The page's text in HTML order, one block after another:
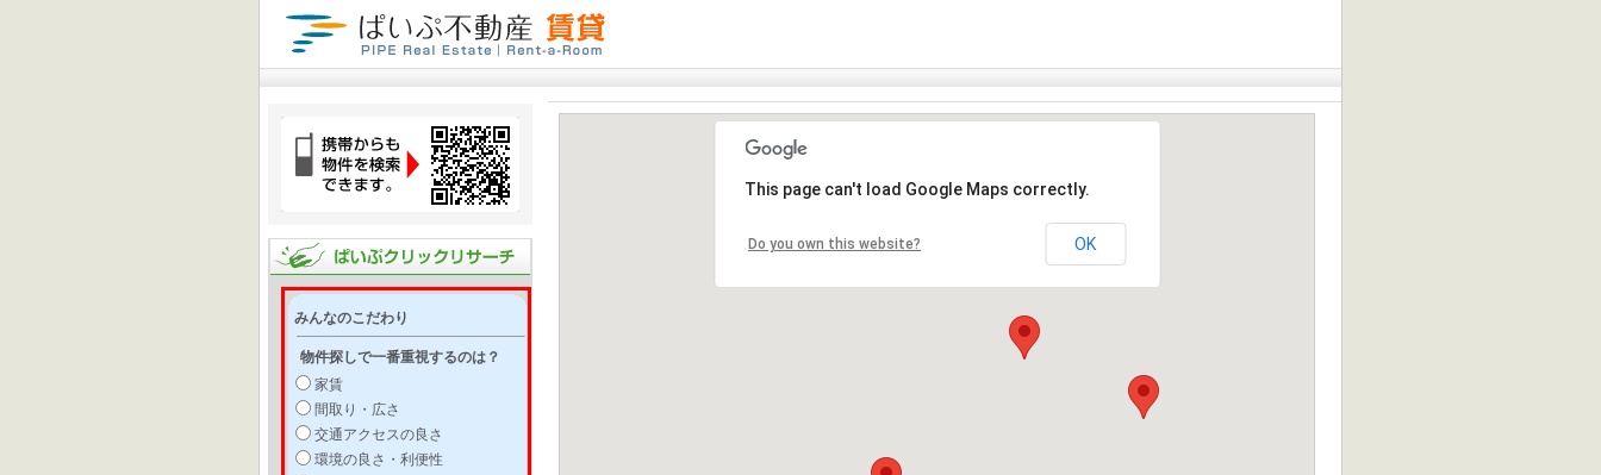
みんなのこだわり
物件探しで一番重視するのは？
家賃
間取り・広さ
交通アクセスの良さ
環境の良さ・利便性
This page can't load Google Maps correctly.
Do you own this website? OK